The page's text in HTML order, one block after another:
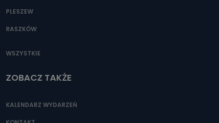
PLESZEW
RASZKÓW
WSZYSTKIE
ZOBACZ TAKŻE
KALENDARZ WYDARZEŃ